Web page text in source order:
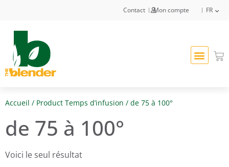
Contact Mon compte FR
Accueil / Product Temps d’infusion / de 75 à 100°
de 75 à 100°
Voici le seul résultat